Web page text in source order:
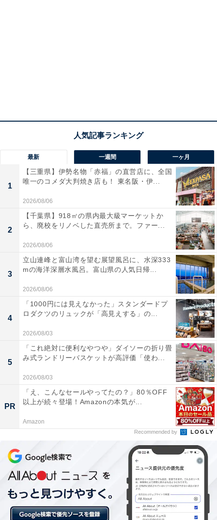
最新 一週間 一ヶ月
1
【三重県】伊勢名物「赤福」の直営店に、全国
唯一のコメダ大判焼き店も！ 東名阪・伊...
2026/08/06
2
【千葉県】918㎡の県内最大級マーケットか
ら、廃校をリノベした直売所まで。ファー...
2026/08/06
3
立山連峰と富山湾を望む展望風呂に、水深333
mの海洋深層水風呂。富山県の人気日帰...
2026/08/06
4
「1000円には見えなかった」スタンダードプ
ロダクツのリュックが「高見えする」の...
2026/08/03
5
「これ絶対に便利なやつや」ダイソーの折り畳
み式ランドリーバスケットが高評価「使わ...
2026/08/03
PR
「え、こんなセールやってたの？」80％OFF
以上が続々登場！Amazonの本気が...
Amazon
Recommended by